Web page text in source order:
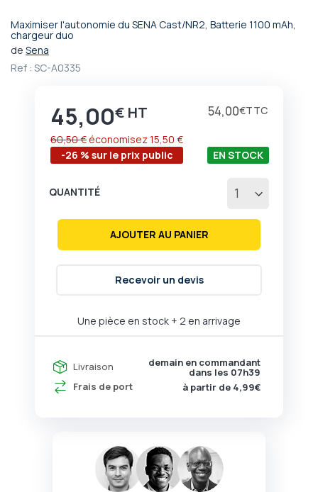
Maximiser l'autonomie du SENA Cast/NR2, Batterie 1100 mAh,
chargeur duo
de Sena
Ref : SC-A0335
Prix
45,00€ 54,00€
-26 % sur le prix public
60,50 € économisez15,50 €
Une pièce en stock + 2 en arrivage
EN STOCK
Livraison demain en commandant
dans les 07h39
Frais de port
à partir de 4,99€
QUANTITÉ
AJOUTER AU PANIER
Recevoir un devis
Passer
au
de
d’images